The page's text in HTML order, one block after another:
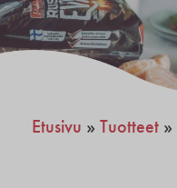
Etusivu » Tuotteet»